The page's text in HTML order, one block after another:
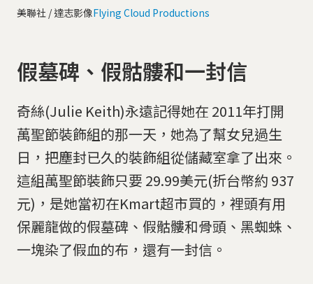
美聯社 / 達志影像Flying Cloud Productions
假墓碑、假骷髏和一封信
奇絲(Julie Keith)永遠記得她在 2011年打開
萬聖節裝飾組的那一天，她為了幫女兒過生
日，把塵封已久的裝飾組從儲藏室拿了出來。
這組萬聖節裝飾只要 29.99美元(折台幣約 937
元)，是她當初在Kmart超市買的，裡頭有用
保麗龍做的假墓碑、假骷髏和骨頭、黑蜘蛛、
一塊染了假血的布，還有一封信。